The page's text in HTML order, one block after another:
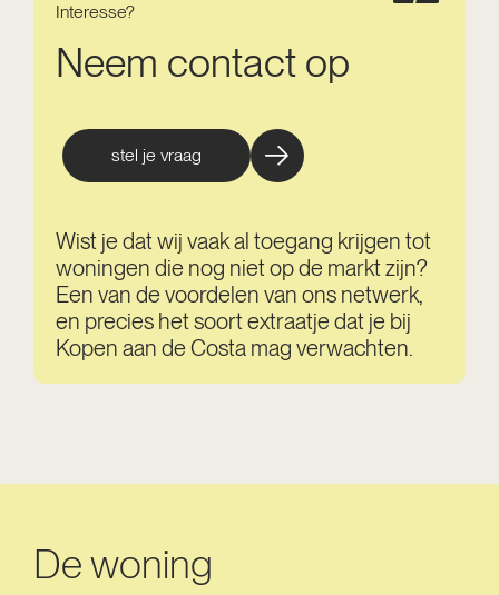
Interesse?
Neem contact op
stel je vraag
Wist je dat wij vaak al toegang krijgen tot
woningen die nog niet op de markt zijn?
Een van de voordelen van ons netwerk,
en precies het soort extraatje dat je bij
Kopen aan de Costa mag verwachten.
De woning